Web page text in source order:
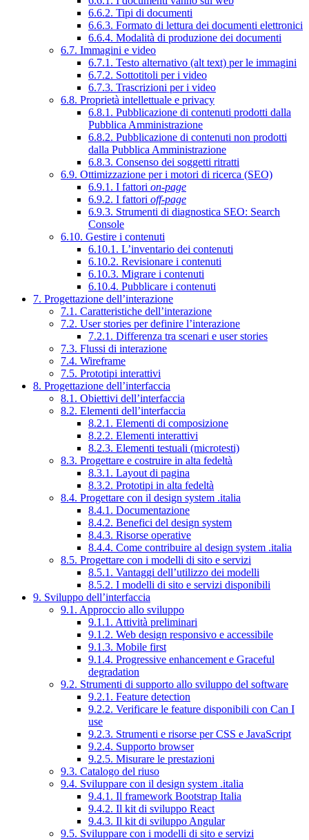
6.6.2. Tipi di documenti
6.6.3. Formato di lettura dei documenti elettronici
6.6.4. Modalità di produzione dei documenti
6.7. Immagini e video
6.7.1. Testo alternativo (alt text) per le immagini
6.7.2. Sottotitoli per i video
6.7.3. Trascrizioni per i video
6.8. Proprietà intellettuale e privacy
6.8.1. Pubblicazione di contenuti prodotti dalla
Pubblica Amministrazione
6.8.2. Pubblicazione di contenuti non prodotti
dalla Pubblica Amministrazione
6.8.3. Consenso dei soggetti ritratti
6.9. Ottimizzazione per i motori di ricerca (SEO)
6.9.1. I fattori on-page
6.9.2. I fattori off-page
6.9.3. Strumenti di diagnostica SEO: Search
Console
6.10. Gestire i contenuti
6.10.1. L’inventario dei contenuti
6.10.2. Revisionare i contenuti
6.10.3. Migrare i contenuti
6.10.4. Pubblicare i contenuti
7. Progettazione dell’interazione
7.1. Caratteristiche dell’interazione
7.2. User stories per definire l’interazione
7.2.1. Differenza tra scenari e user stories
7.3. Flussi di interazione
7.4. Wireframe
7.5. Prototipi interattivi
8. Progettazione dell’interfaccia
8.1. Obiettivi dell’interfaccia
8.2. Elementi dell’interfaccia
8.2.1. Elementi di composizione
8.2.2. Elementi interattivi
8.2.3. Elementi testuali (microtesti)
8.3. Progettare e costruire in alta fedeltà
8.3.1. Layout di pagina
8.3.2. Prototipi in alta fedeltà
8.4. Progettare con il design system .italia
8.4.1. Documentazione
8.4.2. Benefici del design system
8.4.3. Risorse operative
8.4.4. Come contribuire al design system .italia
8.5. Progettare con i modelli di sito e servizi
8.5.1. Vantaggi dell’utilizzo dei modelli
8.5.2. I modelli di sito e servizi disponibili
9. Sviluppo dell’interfaccia
9.1. Approccio allo sviluppo
9.1.1. Attività preliminari
9.1.2. Web design responsivo e accessibile
9.1.3. Mobile first
9.1.4. Progressive enhancement e Graceful
degradation
9.2. Strumenti di supporto allo sviluppo del software
9.2.1. Feature detection
9.2.2. Verificare le feature disponibili con Can I
use
9.2.3. Strumenti e risorse per CSS e JavaScript
9.2.4. Supporto browser
9.2.5. Misurare le prestazioni
9.3. Catalogo del riuso
9.4. Sviluppare con il design system .italia
9.4.1. Il framework Bootstrap Italia
9.4.2. Il kit di sviluppo React
9.4.3. Il kit di sviluppo Angular
9.5. Sviluppare con i modelli di sito e servizi